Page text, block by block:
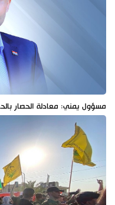
مسؤول يمني: معادلة الحصار